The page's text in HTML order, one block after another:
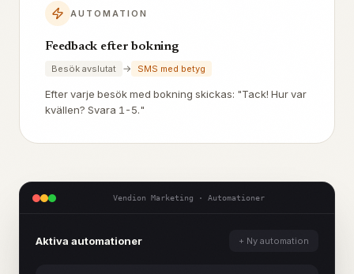
AUTOMATION
Feedback efter bokning
Besök avslutat → SMS med betyg
Efter varje besök med bokning skickas: "Tack! Hur var
kvällen? Svara 1-5."
Vendion Marketing · Automationer
Aktiva automationer + Ny automation